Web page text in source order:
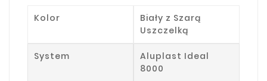
Kolor
Biały z Szarą
Uszczelką
System
Aluplast Ideal
8000